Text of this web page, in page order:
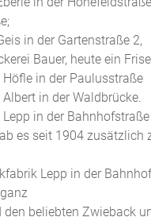
in der Gartenstraße 2,
Bauer, heute ein
Höfle in der Paulusstraße
in der Waldbrücke.
Lepp in der
es seit 1904 zusätzlich
Lepp in der
den beliebten Zwieback